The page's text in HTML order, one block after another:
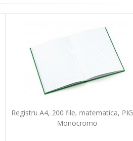
Registru A4, 200 file, matematica,
Monocromo